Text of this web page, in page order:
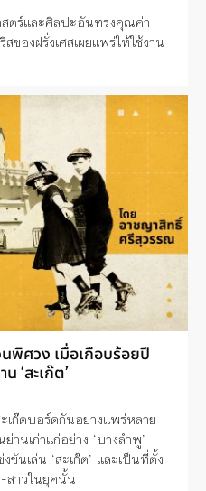
ตร์และศิลปะอันทรงคุณค่า
งฝรั่งเศสเผยแพร่ให้ใช้งาน
นพิศวง เมื่อเกือบร้อยปี
‘สะเก๊ต’
เก๊ตบอร์ดกันอย่างแพร่หลาย
นเก่าแก่อย่าง ‘บางลำพู’
ขันเล่น ‘สะเก๊ต’ และเป็นที่ตั้ง
สาวในยุคนั้น